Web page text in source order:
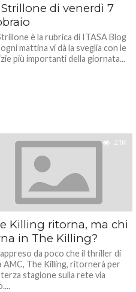
Strillone di venerdì 7
è la rubrica di ITASA Blog
mattina vi dà la sveglia con le
più importanti della giornata...
2.1K
Killing ritorna, ma chi
in The Killing?
appreso da poco che il thriller di
AMC, The Killing, ritornerà per
stagione sulla rete via